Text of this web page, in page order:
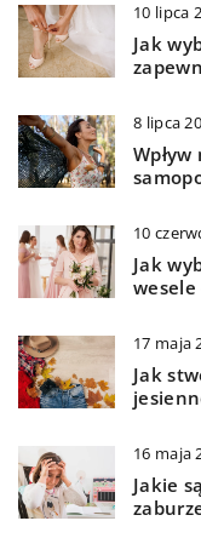
10 lipca
Jak
8 lipca
10
Jak
17 maja
Jak
16 maja
Jakie